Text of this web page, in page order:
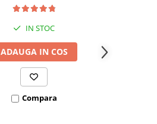
IN STOC
ADAUGA IN COS
Compara